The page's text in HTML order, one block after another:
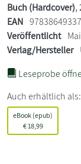
Buch (Hardcover),
EAN
Veröffentlicht
Verlag/Hersteller
Leseprobe
Auch erhältlich als:
eBook (epub)
€18,99